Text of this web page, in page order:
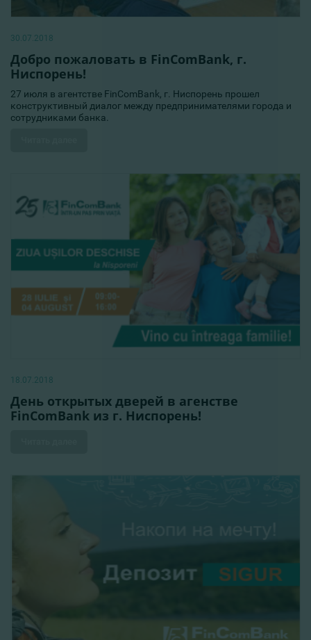
30.07.2018
Добро пожаловать в FinComBank, г.
Ниспорень!
27 июля в агентстве FinComBank, г. Ниспорень прошел
конструктивный диалог между предпринимателями города и
сотрудниками банка.
18.07.2018
День открытых дверей в агенстве
FinComBank из г. Ниспорень!